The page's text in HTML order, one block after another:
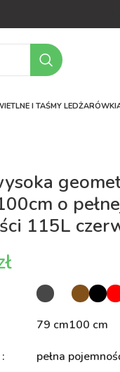
I TAŚMY LEDŻARÓWKI
o
115L
79 cm100 cm
pełna